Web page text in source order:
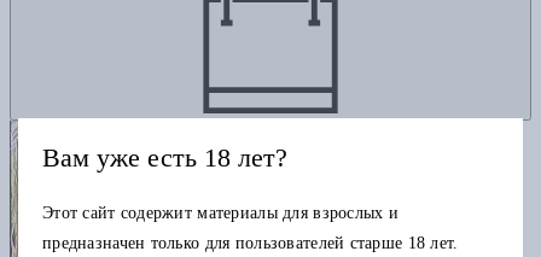
Вам уже есть 18 лет?
Этот сайт содержит материалы для взрослых и
предназначен только для пользователей старше 18 лет.